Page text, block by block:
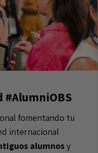
#AlumniOBS
fomentando tu
internacional
alumnosy